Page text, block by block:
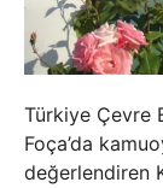
Türkiye Çevre
Foça’da
değerlendiren